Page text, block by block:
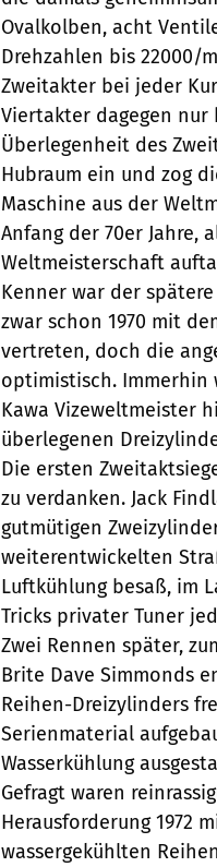
Ovalkolben, acht
Drehzahlen bis 22000/
Zweitakter bei jeder
Viertakter dagegen nur
Überlegenheit des
Hubraum ein und zog
Maschine aus der
Anfang der 70er Jahre,
Weltmeisterschaft
Kenner war der
zwar schon 1970 mit
vertreten, doch die
optimistisch. Immerhin
Kawa Vizeweltmeister
überlegenen
Die ersten
zu verdanken. Jack
gutmütigen
weiterentwickelten
Luftkühlung besaß, im
Tricks privater Tuner
Zwei Rennen später,
Brite Dave Simmonds
Reihen-Dreizylinders
Serienmaterial
Wasserkühlung
Gefragt waren
Herausforderung 1972
wassergekühlten